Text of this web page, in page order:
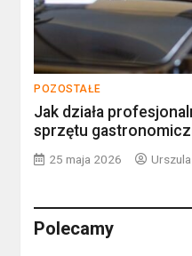
POZOSTAŁE
Jak działa
sprzętu
25 maja 2026
Polecamy